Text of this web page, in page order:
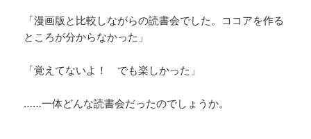
「漫画版と比較しながらの読書会でした。ココアを作る
ところが分からなかった」
「覚えてないよ！ でも楽しかった」
……一体どんな読書会だったのでしょうか。